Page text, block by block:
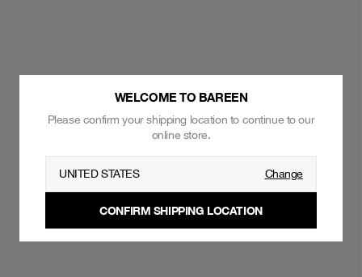
WELCOME TO BAREEN
Please confirm your shipping location to continue to our
online store.
UNITED STATES Change
CONFIRM SHIPPING LOCATION